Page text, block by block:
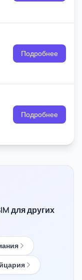
Подробнее
Подробнее
для других